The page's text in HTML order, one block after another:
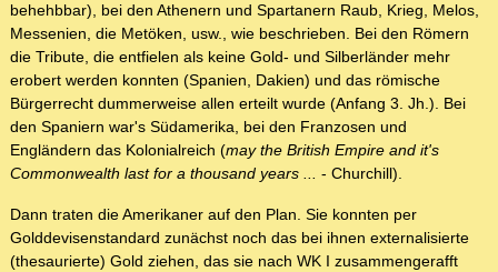
behehbbar), bei den Athenern und Spartanern Raub, Krieg, Melos,
Messenien, die Metöken, usw., wie beschrieben. Bei den Römern
die Tribute, die entfielen als keine Gold- und Silberländer mehr
erobert werden konnten (Spanien, Dakien) und das römische
Bürgerrecht dummerweise allen erteilt wurde (Anfang 3. Jh.). Bei
den Spaniern war's Südamerika, bei den Franzosen und
Engländern das Kolonialreich (may the British Empire and it's
Commonwealth last for a thousand years ...
- Churchill).
Dann traten die Amerikaner auf den Plan. Sie konnten per
Golddevisenstandard zunächst noch das bei ihnen externalisierte
(thesaurierte) Gold ziehen, das sie nach WK I zusammengerafft